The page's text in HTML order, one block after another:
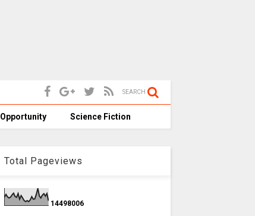
SEARCH
Opportunity Science Fiction
Total Pageviews
1 4498006